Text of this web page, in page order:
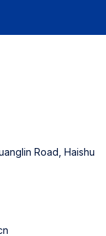
Road, Haishu